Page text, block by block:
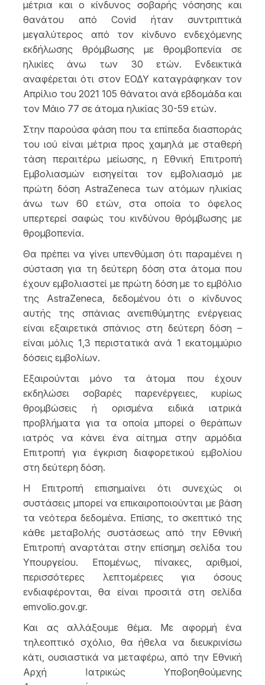
μέτρια και ο κίνδυνος σοβαρής νόσησης και
θανάτου από Covid ήταν συντριπτικά
μεγαλύτερος από τον κίνδυνο ενδεχόμενης
εκδήλωσης θρόμβωσης με θρομβοπενία σε
ηλικίες άνω των 30 ετών. Ενδεικτικά
αναφέρεται ότι στον ΕΟΔΥ καταγράφηκαν τον
Απρίλιο του 2021 105 θάνατοι ανά εβδομάδα και
τον Μάιο 77 σε άτομα ηλικίας 30-59 ετών.
Στην παρούσα φάση που τα επίπεδα διασποράς
του ιού είναι μέτρια προς χαμηλά με σταθερή
τάση περαιτέρω μείωσης, η Εθνική Επιτροπή
Εμβολιασμών εισηγείται τον εμβολιασμό με
πρώτη δόση AstraZeneca των ατόμων ηλικίας
άνω των 60 ετών, στα οποία το όφελος
υπερτερεί σαφώς του κινδύνου θρόμβωσης με
θρομβοπενία.
Θα πρέπει να γίνει υπενθύμιση ότι παραμένει η
σύσταση για τη δεύτερη δόση στα άτομα που
έχουν εμβολιαστεί με πρώτη δόση με το εμβόλιο
της AstraZeneca, δεδομένου ότι ο κίνδυνος
αυτής της σπάνιας ανεπιθύμητης ενέργειας
είναι εξαιρετικά σπάνιος στη δεύτερη δόση –
είναι μόλις 1,3 περιστατικά ανά 1 εκατομμύριο
δόσεις εμβολίων.
Εξαιρούνται μόνο τα άτομα που έχουν
εκδηλώσει σοβαρές παρενέργειες, κυρίως
θρομβώσεις ή ορισμένα ειδικά ιατρικά
προβλήματα για τα οποία μπορεί ο θεράπων
ιατρός να κάνει ένα αίτημα στην αρμόδια
Επιτροπή για έγκριση διαφορετικού εμβολίου
στη δεύτερη δόση.
Η Επιτροπή επισημαίνει ότι συνεχώς οι
συστάσεις μπορεί να επικαιροποιούνται με βάση
τα νεότερα δεδομένα. Επίσης, το σκεπτικό της
κάθε μεταβολής συστάσεως από την Εθνική
Επιτροπή αναρτάται στην επίσημη σελίδα του
Υπουργείου. Επομένως, πίνακες, αριθμοί,
περισσότερες λεπτομέρειες για όσους
ενδιαφέρονται, θα είναι προσιτά στη σελίδα
emvolio.gov.gr.
Και ας αλλάξουμε θέμα. Με αφορμή ένα
τηλεοπτικό σχόλιο, θα ήθελα να διευκρινίσω
κάτι, ουσιαστικά να μεταφέρω, από την Εθνική
Αρχή Ιατρικώς Υποβοηθούμενης